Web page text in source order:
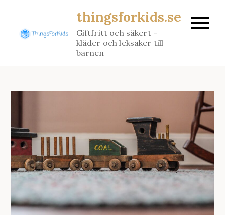
content
thingsforkids.se
Giftfritt och säkert –
kläder och leksaker till
barnen